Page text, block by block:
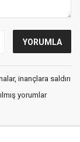
inançlara saldırı
yorumlar